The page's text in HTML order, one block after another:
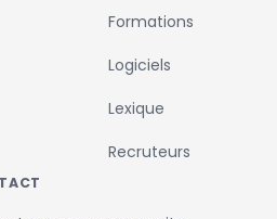
Formations
Logiciels
Lexique
Recruteurs